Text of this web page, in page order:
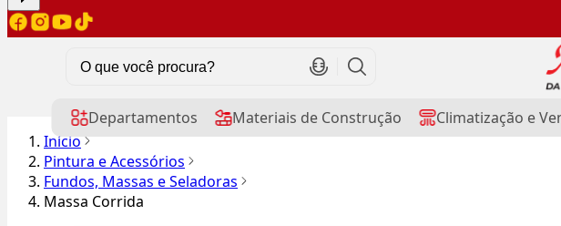
Departamentos Materiais de Construção Climatização e
Início
Pintura e Acessórios
Fundos, Massas e Seladoras
Massa Corrida